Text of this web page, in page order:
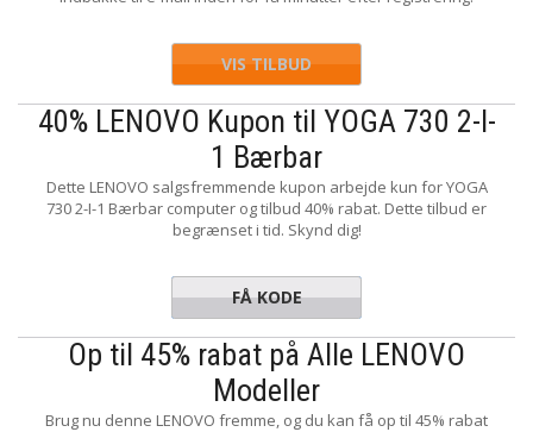
VIS TILBUD
40% LENOVO Kupon til YOGA 730 2-I-
1 Bærbar
Dette LENOVO salgsfremmende kupon arbejde kun for YOGA
730 2-I-1 Bærbar computer og tilbud 40% rabat. Dette tilbud er
begrænset i tid. Skynd dig!
YOGA40
FÅ KODE
Op til 45% rabat på Alle LENOVO
Modeller
Brug nu denne LENOVO fremme, og du kan få op til 45% rabat